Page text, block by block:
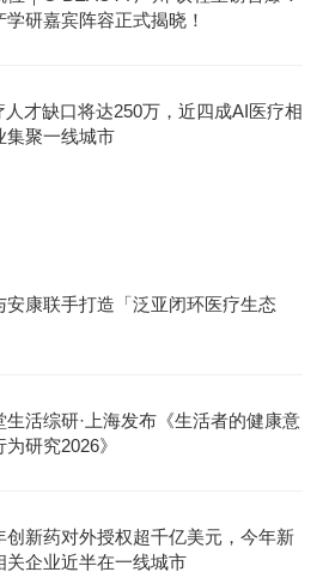
学研嘉宾阵容正式揭晓！
人才缺口将达250万，近四成AI医疗相
集聚一线城市
安康联手打造「泛亚闭环医疗生态
生活综研·上海发布《生活者的健康意
研究2026》
创新药对外授权超千亿美元，今年新
关企业近半在一线城市